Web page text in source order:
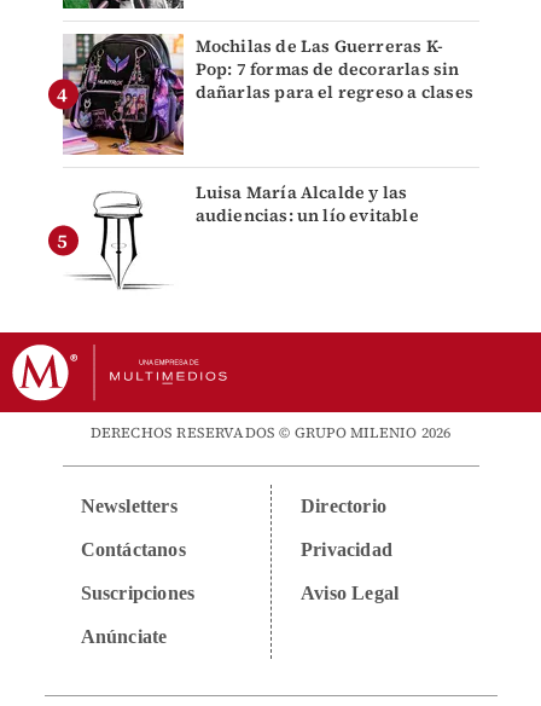
Mochilas de Las Guerreras K-
Pop: 7 formas de decorarlas sin
dañarlas para el regreso a clases
Luisa María Alcalde y las
audiencias: un lío evitable
DERECHOS RESERVADOS © GRUPO MILENIO 2026
Newsletters
Contáctanos
Suscripciones
Anúnciate
Directorio
Privacidad
Aviso Legal